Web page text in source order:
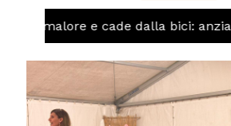
un malore e cade dalla bici: